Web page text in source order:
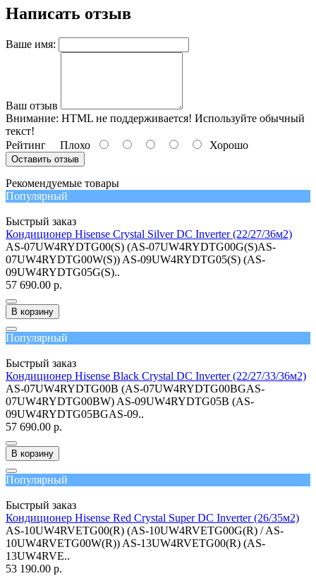
Написать отзыв
Ваше имя:
Ваш отзыв
Внимание: HTML не поддерживается! Используйте обычный
текст!
Рейтинг Плохо Хорошо
Оставить отзыв
Рекомендуемые товары
Популярный
Быстрый заказ
Кондиционер Hisense Crystal Silver DC Inverter (22/27/36м2)
AS-07UW4RYDTG00(S) (AS-07UW4RYDTG00G(S)AS-
07UW4RYDTG00W(S)) AS-09UW4RYDTG05(S) (AS-
09UW4RYDTG05G(S)..
57 690.00 р.
В корзину
Популярный
Быстрый заказ
Кондиционер Hisense Black Crystal DC Inverter (22/27/33/36м2)
AS-07UW4RYDTG00B (AS-07UW4RYDTG00BGAS-
07UW4RYDTG00BW) AS-09UW4RYDTG05B (AS-
09UW4RYDTG05BGAS-09..
57 690.00 р.
В корзину
Популярный
Быстрый заказ
Кондиционер Hisense Red Crystal Super DC Inverter (26/35м2)
AS-10UW4RVETG00(R) (AS-10UW4RVETG00G(R) / AS-
10UW4RVETG00W(R)) AS-13UW4RVETG00(R) (AS-
13UW4RVE..
53 190.00 р.